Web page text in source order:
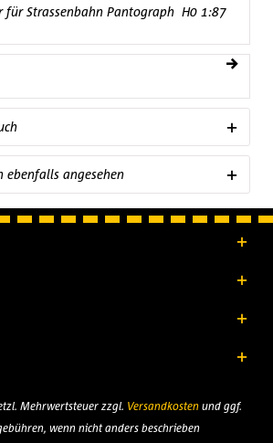
für Strassenbahn Pantograph H0 1:87
ebenfalls angesehen
Mehrwertsteuer zzgl. Versandkostenund ggf.
wenn nicht anders beschrieben